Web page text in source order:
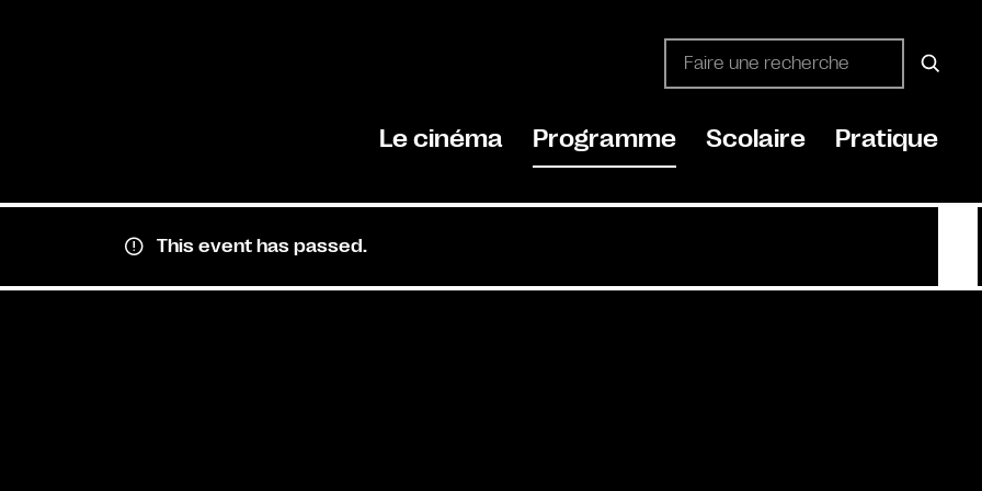
Le cinéma Programme Scolaire Pratique
This event has passed.